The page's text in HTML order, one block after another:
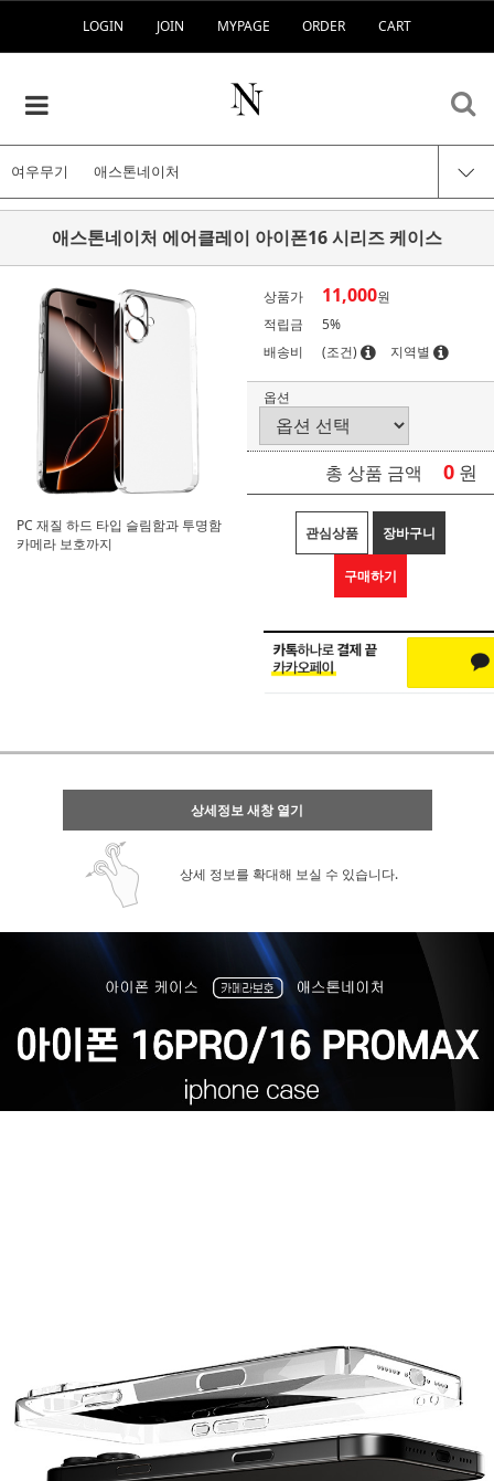
LOGIN JOIN MYPAGE ORDER CART
여우무기 애스톤네이처
애스톤네이처 에어클레이 아이폰16 시리즈 케이스
PC 재질 하드 타입 슬림함과 투명함
카메라 보호까지
상품가 11,000원
적립금
5%
배송비
(조건) 지역별
옵션
총 상품 금액 0 원
관심상품 장바구니
구매하기
상세정보 새창 열기
상세 정보를 확대해 보실 수 있습니다.